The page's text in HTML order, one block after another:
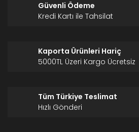
Güvenli Ödeme
Kredi Kartı ile Tahsilat
Kaporta Ürünleri Hariç
5000TL Üzeri Kargo Ücretsiz
Tüm Türkiye Teslimat
Hızlı Gönderi